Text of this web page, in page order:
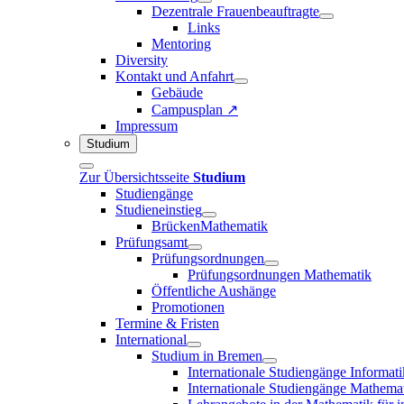
Dezentrale Frauenbeauftragte
Links
Mentoring
Diversity
Kontakt und Anfahrt
Gebäude
Campusplan ↗
Impressum
Studium
Zur Übersichtsseite Studium
Studiengänge
Studieneinstieg
BrückenMathematik
Prüfungsamt
Prüfungsordnungen
Prüfungsordnungen Mathematik
Öffentliche Aushänge
Promotionen
Termine & Fristen
International
Studium in Bremen
Internationale Studiengänge
Internationale Studiengänge